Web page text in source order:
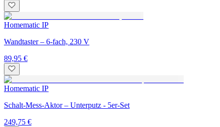
Homematic IP
Wandtaster – 6-fach, 230 V
89,95 €
Homematic IP
Schalt-Mess-Aktor – Unterputz - 5er-Set
249,75 €